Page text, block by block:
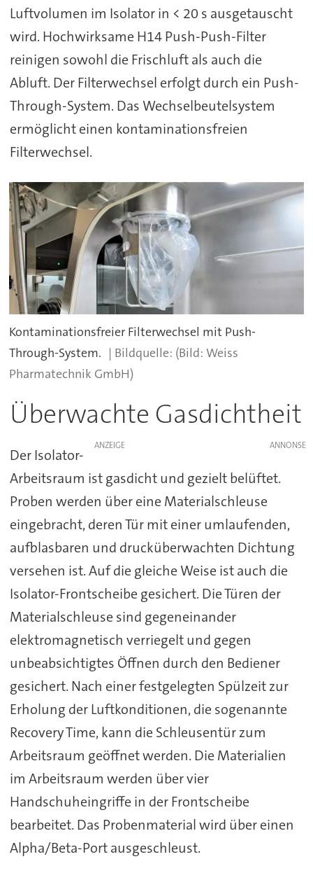
Luftvolumen im Isolator in < 20 s ausgetauscht
wird. Hochwirksame H14 Push-Push-Filter
reinigen sowohl die Frischluft als auch die
Abluft. Der Filterwechsel erfolgt durch ein Push-
Through-System. Das Wechselbeutelsystem
ermöglicht einen kontaminationsfreien
Filterwechsel.
Kontaminationsfreier Filterwechsel mit Push-
Through-System.
(Bild: Weiss
Pharmatechnik GmbH)
Überwachte Gasdichtheit
ANZEIGE
Der Isolator-
Arbeitsraum ist gasdicht und gezielt belüftet.
Proben werden über eine Materialschleuse
eingebracht, deren Tür mit einer umlaufenden,
aufblasbaren und drucküberwachten Dichtung
versehen ist. Auf die gleiche Weise ist auch die
Isolator-Frontscheibe gesichert. Die Türen der
Materialschleuse sind gegeneinander
elektromagnetisch verriegelt und gegen
unbeabsichtigtes Öffnen durch den Bediener
gesichert. Nach einer festgelegten Spülzeit zur
Erholung der Luftkonditionen, die sogenannte
Recovery Time, kann die Schleusentür zum
Arbeitsraum geöffnet werden. Die Materialien
im Arbeitsraum werden über vier
Handschuheingriffe in der Frontscheibe
bearbeitet. Das Probenmaterial wird über einen
Alpha/Beta-Port ausgeschleust.